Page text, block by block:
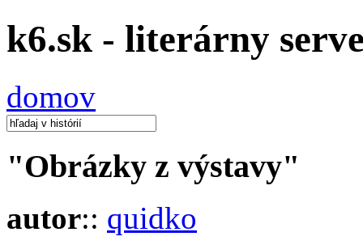
k6.sk - literárny
domov
"Obrázky z výstavy"
autor:: quidko